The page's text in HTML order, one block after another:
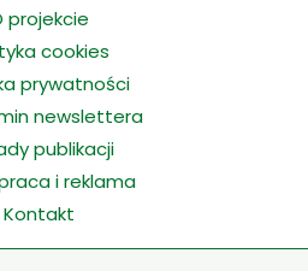
projekcie
cookies
prywatności
newslettera
publikacji
i reklama
Kontakt